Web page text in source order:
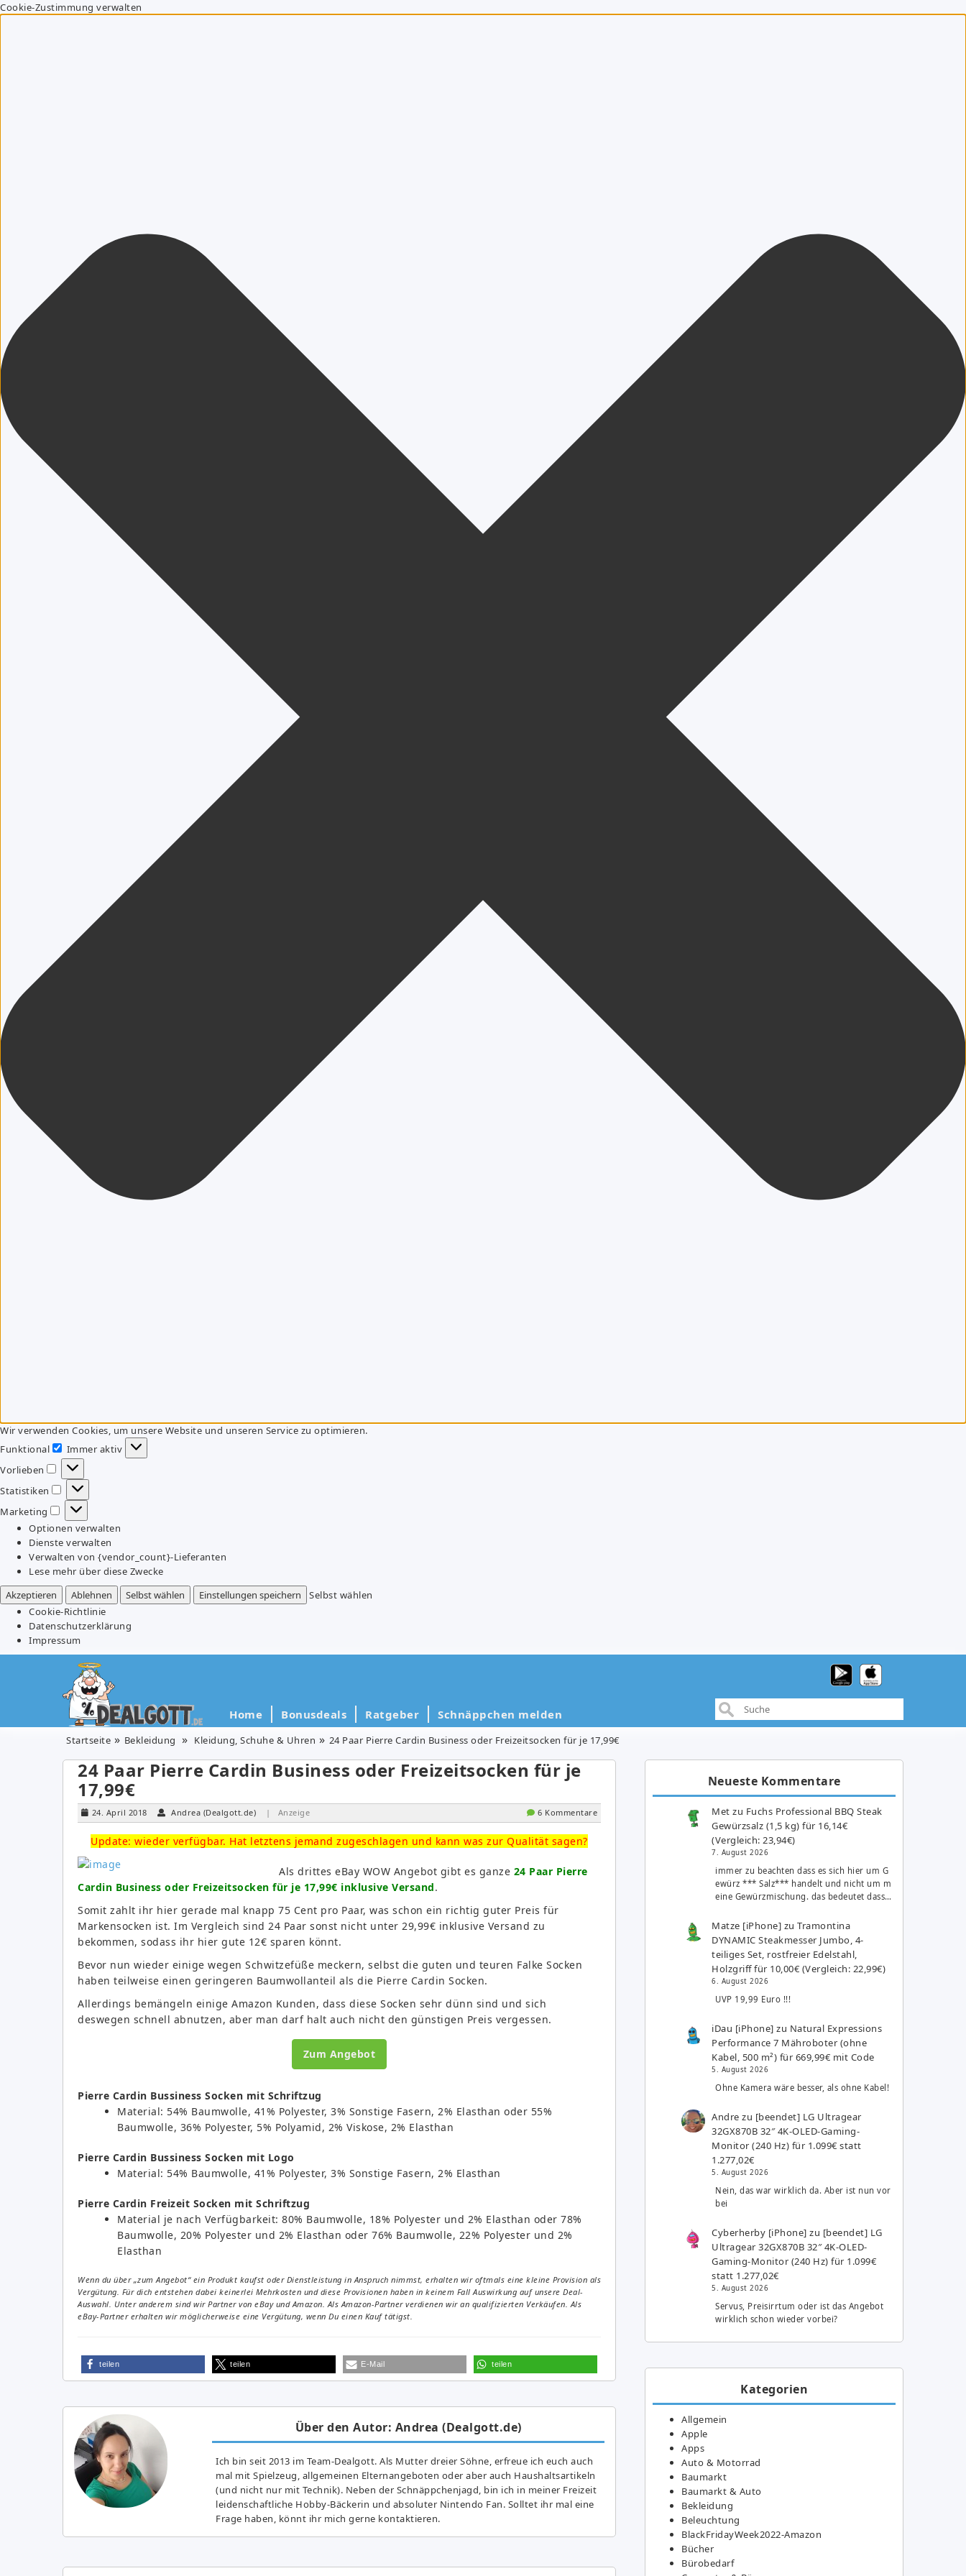
Cookie-Zustimmung verwalten
Wir verwenden Cookies, um unsere Website und unseren Service zu optimieren.
Funktional
Funktional
Immer aktiv
Vorlieben
Vorlieben
Statistiken
Statistiken
Marketing
Marketing
Optionen verwalten
Dienste verwalten
Verwalten von {vendor_count}-Lieferanten
Lese mehr über diese Zwecke
Akzeptieren
Ablehnen Selbst wählen Einstellungen speichern
Selbst wählen
Cookie-Richtlinie
Datenschutzerklärung
Impressum
Home Bonusdeals Ratgeber Schnäppchen melden
Startseite Bekleidung Kleidung, Schuhe & Uhren 24 Paar Pierre Cardin Business oder Freizeitsocken für je 17,99€
24 Paar Pierre Cardin Business oder Freizeitsocken für je
17,99€
24. April 2018 Andrea (Dealgott.de) | Anzeige 6 Kommentare
Update: wieder verfügbar. Hat letztens jemand zugeschlagen und kann was zur Qualität sagen?
Als drittes eBay WOW Angebot gibt es ganze 24 Paar Pierre
Cardin Business oder Freizeitsocken für je 17,99€ inklusive Versand.
Somit zahlt ihr hier gerade mal knapp 75 Cent pro Paar, was schon ein richtig guter Preis für
Markensocken ist. Im Vergleich sind 24 Paar sonst nicht unter 29,99€ inklusive Versand zu
bekommen, sodass ihr hier gute 12€ sparen könnt.
Bevor nun wieder einige wegen Schwitzefüße meckern, selbst die guten und teuren Falke Socken
haben teilweise einen geringeren Baumwollanteil als die Pierre Cardin Socken.
Allerdings bemängeln einige Amazon Kunden, dass diese Socken sehr dünn sind und sich
deswegen schnell abnutzen, aber man darf halt auch nicht den günstigen Preis vergessen.
Zum Angebot
Pierre Cardin Bussiness Socken mit Schriftzug
Material: 54% Baumwolle, 41% Polyester, 3% Sonstige Fasern, 2% Elasthan oder 55%
Baumwolle, 36% Polyester, 5% Polyamid, 2% Viskose, 2% Elasthan
Pierre Cardin Bussiness Socken mit Logo
Material: 54% Baumwolle, 41% Polyester, 3% Sonstige Fasern, 2% Elasthan
Pierre Cardin Freizeit Socken mit Schriftzug
Material je nach Verfügbarkeit: 80% Baumwolle, 18% Polyester und 2% Elasthan oder 78%
Baumwolle, 20% Polyester und 2% Elasthan oder 76% Baumwolle, 22% Polyester und 2%
Elasthan
Wenn du über „zum Angebot“ ein Produkt kaufst oder Dienstleistung in Anspruch nimmst, erhalten wir oftmals eine kleine Provision als
Vergütung. Für dich entstehen dabei keinerlei Mehrkosten und diese Provisionen haben in keinem Fall Auswirkung auf unsere Deal-
Auswahl. Unter anderem sind wir Partner von eBay und Amazon. Als Amazon-Partner verdienen wir an qualifizierten Verkäufen. Als
eBay-Partner erhalten wir möglicherweise eine Vergütung, wenn Du einen Kauf tätigst.
teilen teilen E-Mail teilen
Über den Autor: Andrea (Dealgott.de)
Ich bin seit 2013 im Team-Dealgott. Als Mutter dreier Söhne, erfreue ich euch auch
mal mit Spielzeug, allgemeinen Elternangeboten oder aber auch Haushaltsartikeln
(und nicht nur mit Technik). Neben der Schnäppchenjagd, bin ich in meiner Freizeit
leidenschaftliche Hobby-Bäckerin und absoluter Nintendo Fan. Solltet ihr mal eine
Frage haben, könnt ihr mich gerne kontaktieren.
Neueste Kommentare
Met zu Fuchs Professional BBQ Steak
Gewürzsalz (1,5 kg) für 16,14€
(Vergleich: 23,94€)
7. August 2026
immer zu beachten dass es sich hier um G
ewürz *** Salz*** handelt und nicht um m
eine Gewürzmischung. das bedeutet dass…
Matze [iPhone] zuTramontina
DYNAMIC Steakmesser Jumbo, 4-
teiliges Set, rostfreier Edelstahl,
Holzgriff für 10,00€ (Vergleich: 22,99€)
6. August 2026
UVP 19,99 Euro !!!
iDau [iPhone] zu Natural Expressions
Performance 7 Mähroboter (ohne
Kabel, 500 m²) für 669,99€ mit Code
5. August 2026
Ohne Kamera wäre besser, als ohne Kabel!
Andre zu [beendet] LG Ultragear
32GX870B 32″ 4K-OLED-Gaming-
Monitor (240 Hz) für 1.099€ statt
1.277,02€
5. August 2026
Nein, das war wirklich da. Aber ist nun vor
bei
Cyberherby [iPhone] zu [beendet] LG
Ultragear 32GX870B 32″ 4K-OLED-
Gaming-Monitor (240 Hz) für 1.099€
statt 1.277,02€
5. August 2026
Servus, Preisirrtum oder ist das Angebot
wirklich schon wieder vorbei?
Kategorien
Allgemein
Apple
Apps
Auto & Motorrad
Baumarkt
Baumarkt & Auto
Bekleidung
Beleuchtung
BlackFridayWeek2022-Amazon
Bücher
Bürobedarf